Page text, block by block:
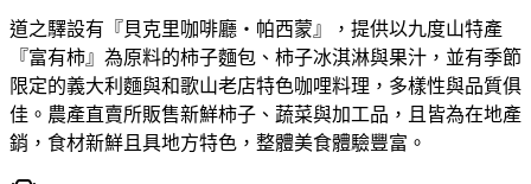
道之驛設有『貝克里咖啡廳・帕西蒙』，提供以九度山特產
『富有柿』為原料的柿子麵包、柿子冰淇淋與果汁，並有季節
限定的義大利麵與和歌山老店特色咖哩料理，多樣性與品質俱
佳。農產直賣所販售新鮮柿子、蔬菜與加工品，且皆為在地產
銷，食材新鮮且具地方特色，整體美食體驗豐富。